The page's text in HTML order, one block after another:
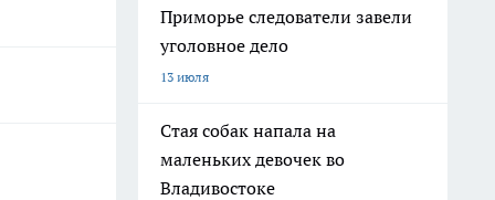
Приморье следователи завели
уголовное дело
13 июля
Стая собак напала на
маленьких девочек во
Владивостоке